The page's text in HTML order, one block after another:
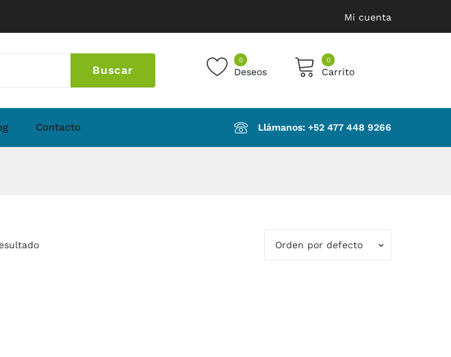
Mi cuenta
Buscar
0
Deseos
0
Carrito
No products in the cart.
Contacto Llámanos: ‪+52 477 448 9266‬
Orden por defecto